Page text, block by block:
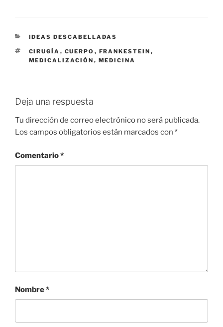
CATEGORÍAS
IDEAS DESCABELLADAS
ETIQUETAS
CIRUGÍA , CUERPO , FRANKESTEIN ,
MEDICALIZACIÓN , MEDICINA
Deja una respuesta
Tu dirección de correo electrónico no será publicada.
Los campos obligatorios están marcados con *
Comentario*
Nombre*